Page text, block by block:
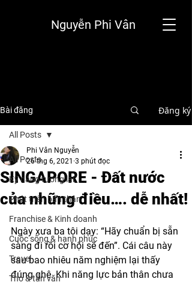
Nguyễn Phi Vân
Bài đăng Đăng ký
All Posts
Kỹ năng tương lai
Phát triển bản thân
Franchise & Kinh doanh
Cuộc sống & hạnh phúc
Travel
Thơ & tản văn
All Posts
SINGAPORE - Đất nước
của những điều…. dễ nhất!
Phi Vân Nguyễn
26 thg 6, 2021 3 phút đọc
Ngày xưa ba tôi dạy: “Hãy chuẩn bị sẵn
sàng đi rồi cơ hội sẽ đến”. Cái câu này
sau bao nhiêu năm nghiệm lại thấy
đúng ghê. Khi năng lực bản thân chưa